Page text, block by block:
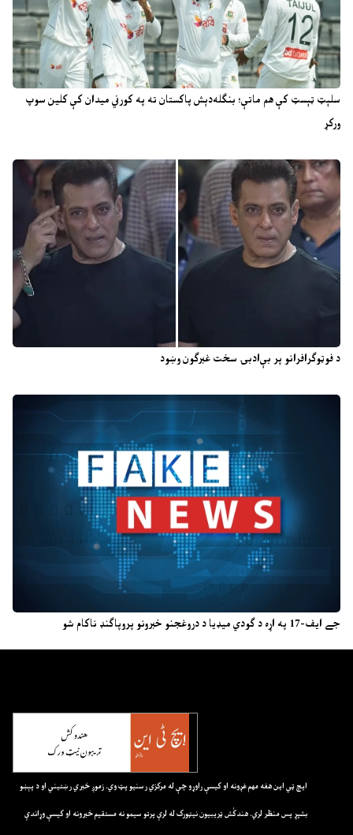
سلېټ ټېسټ کې هم ماتې؛ بنګله‌دېش پاکستان ته په کورني میدان کې کلین سوپ
ورکړ
د فوټوګرافرانو پر بې‌ادبۍ سخت غبرګون وښود
جے ایف-17 په اړه د ګودي میډیا د دروغجنو خبرونو پروپاګنډ ناکام شو
ايچ ټي اين هغه مهم غږونه او کيسې راوړو چې له مرکزي رسنيو پټ وي. زموږ خبري رښتيني او د پېښو
بشپړ پس منظر لري. هندکُش ټريبيون نيټورک له لرې پرتو سيمو نه مستقيم خبرونه او کيسې وړاندې